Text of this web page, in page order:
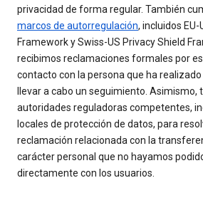
privacidad de forma regular. También
marcos de autorregulación, incluidos EU-
Framework y Swiss-US Privacy Shield
recibimos reclamaciones formales por
contacto con la persona que ha
llevar a cabo un seguimiento. Asimismo,
autoridades reguladoras competentes,
locales de protección de datos, para
reclamación relacionada con la
carácter personal que no hayamos
directamente con los usuarios.